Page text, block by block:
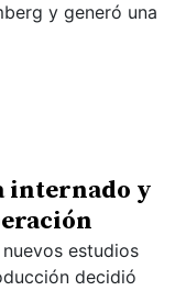
y generó una
internado y
estudios
decidió